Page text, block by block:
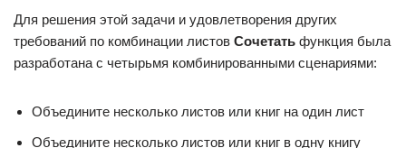
Для решения этой задачи и удовлетворения других
требований по комбинации листов Сочетать функция была
разработана с четырьмя комбинированными сценариями:
Объедините несколько листов или книг на один лист
Объедините несколько листов или книг в одну книгу